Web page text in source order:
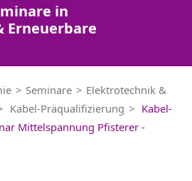
in
Erneuerbare
Seminare
Elektrotechnik &
Kabel-Präqualifizierung
Kabel-
Mittelspannung Pfisterer -